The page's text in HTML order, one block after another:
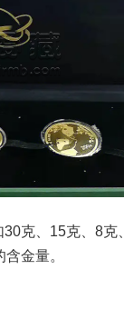
克、15克、8克
含金量。